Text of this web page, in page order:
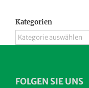
Kategorien
Kategorien
FOLGEN SIE UNS